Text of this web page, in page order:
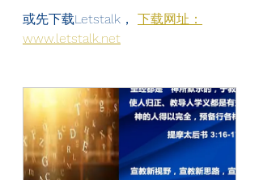
或先下载Letstalk， 下载网址：
www.letstalk.net